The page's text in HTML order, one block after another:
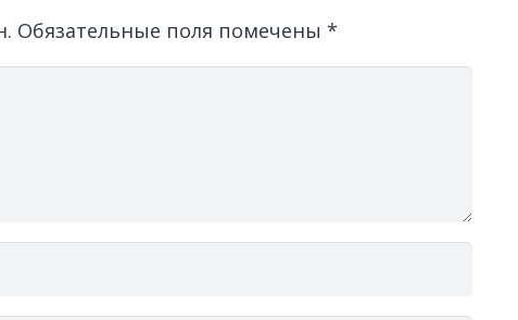
Обязательные поля помечены *